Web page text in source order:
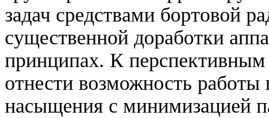
задач средствами бортовой
существенной доработки
принципах. К
отнести возможность
насыщения с минимизацией